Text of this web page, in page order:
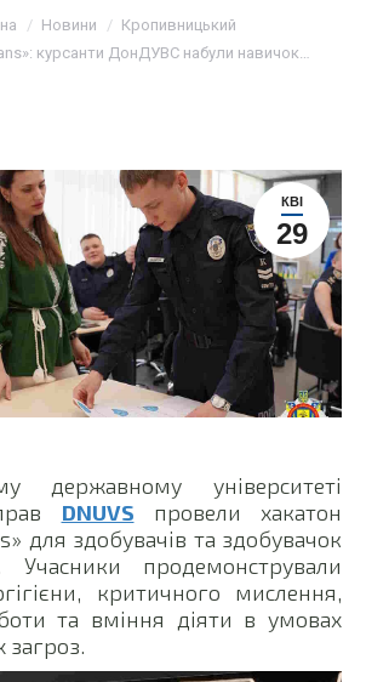
Новини
Кропивницький
курсанти ДонДУВС набули навичок…
КВІ
29
державному університеті
DNUVS провели хакатон
для здобувачів та здобувачок
Учасники продемонстрували
критичного мислення,
та вміння діяти в умовах
загроз.